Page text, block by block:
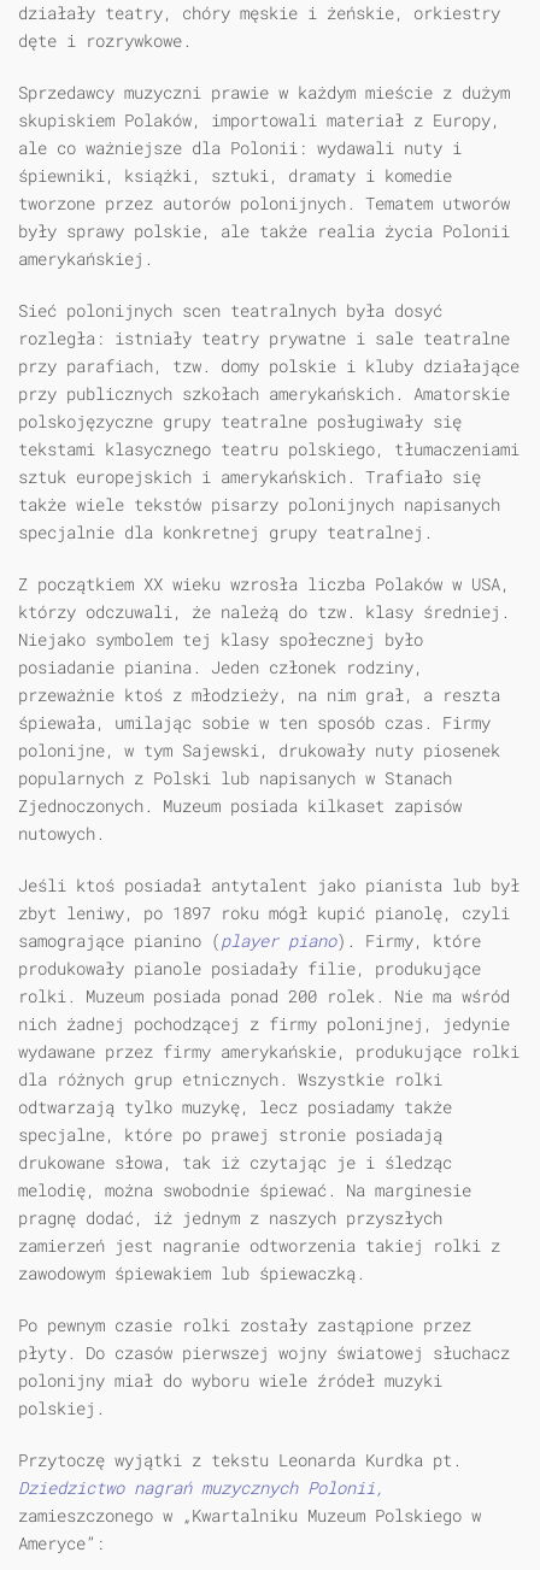
działały teatry, chóry męskie i żeńskie, orkiestry
dęte i rozrywkowe.
Sprzedawcy muzyczni prawie w każdym mieście z dużym
skupiskiem Polaków, importowali materiał z Europy,
ale co ważniejsze dla Polonii: wydawali nuty i
śpiewniki, książki, sztuki, dramaty i komedie
tworzone przez autorów polonijnych. Tematem utworów
były sprawy polskie, ale także realia życia Polonii
amerykańskiej.
Sieć polonijnych scen teatralnych była dosyć
rozległa: istniały teatry prywatne i sale teatralne
przy parafiach, tzw. domy polskie i kluby działające
przy publicznych szkołach amerykańskich. Amatorskie
polskojęzyczne grupy teatralne posługiwały się
tekstami klasycznego teatru polskiego, tłumaczeniami
sztuk europejskich i amerykańskich. Trafiało się
także wiele tekstów pisarzy polonijnych napisanych
specjalnie dla konkretnej grupy teatralnej.
Z początkiem XX wieku wzrosła liczba Polaków w USA,
którzy odczuwali, że należą do tzw. klasy średniej.
Niejako symbolem tej klasy społecznej było
posiadanie pianina. Jeden członek rodziny,
przeważnie ktoś z młodzieży, na nim grał, a reszta
śpiewała, umilając sobie w ten sposób czas. Firmy
polonijne, w tym Sajewski, drukowały nuty piosenek
popularnych z Polski lub napisanych w Stanach
Zjednoczonych. Muzeum posiada kilkaset zapisów
nutowych.
Jeśli ktoś posiadał antytalent jako pianista lub był
zbyt leniwy, po 1897 roku mógł kupić pianolę, czyli
samogrające pianino (player piano). Firmy, które
produkowały pianole posiadały filie, produkujące
rolki. Muzeum posiada ponad 200 rolek. Nie ma wśród
nich żadnej pochodzącej z firmy polonijnej, jedynie
wydawane przez firmy amerykańskie, produkujące rolki
dla różnych grup etnicznych. Wszystkie rolki
odtwarzają tylko muzykę, lecz posiadamy także
specjalne, które po prawej stronie posiadają
drukowane słowa, tak iż czytając je i śledząc
melodię, można swobodnie śpiewać. Na marginesie
pragnę dodać, iż jednym z naszych przyszłych
zamierzeń jest nagranie odtworzenia takiej rolki z
zawodowym śpiewakiem lub śpiewaczką.
Po pewnym czasie rolki zostały zastąpione przez
płyty. Do czasów pierwszej wojny światowej słuchacz
polonijny miał do wyboru wiele źródeł muzyki
polskiej.
Przytoczę wyjątki z tekstu Leonarda Kurdka pt.
Dziedzictwo nagrań muzycznych Polonii,
zamieszczonego w „Kwartalniku Muzeum Polskiego w
Ameryce”: